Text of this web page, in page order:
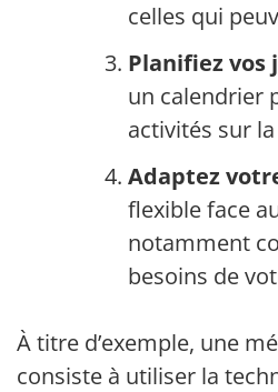
celles qui
Planifiez vos
un calendrier
activités sur
Adaptez
flexible face
notamment
besoins de
À titre d’exemple, une
consiste à utiliser la